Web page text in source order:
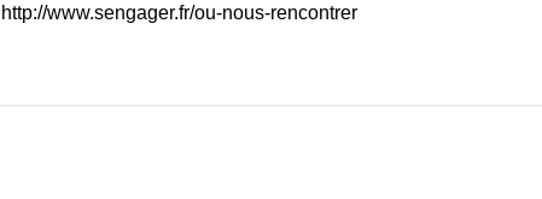
http://www.sengager.fr/ou-nous-rencontrer